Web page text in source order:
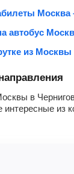
Москва
автобус
из Москвы
в
интересные из